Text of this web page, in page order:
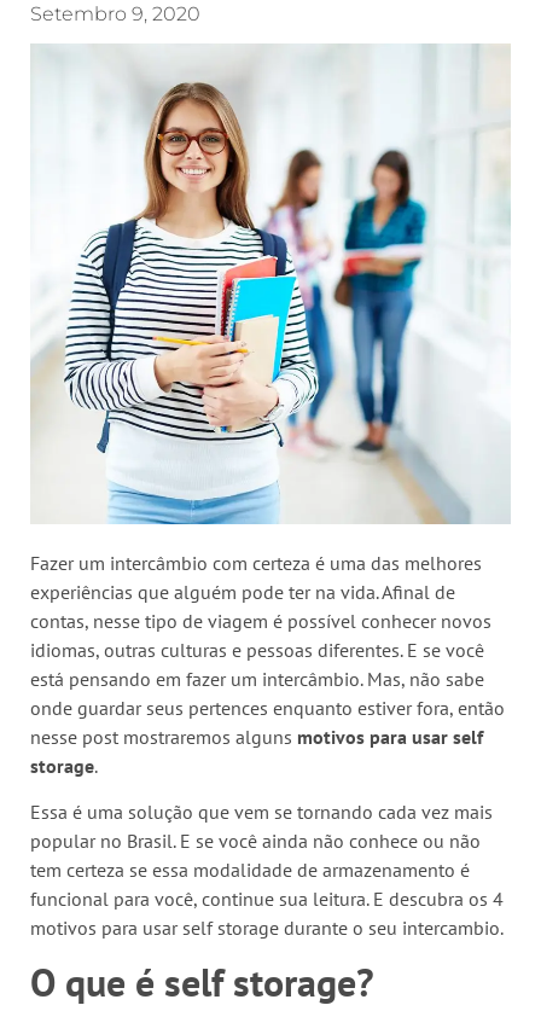
Setembro 9, 2020
Fazer um intercâmbio com certeza é uma das melhores
experiências que alguém pode ter na vida. Afinal de
contas, nesse tipo de viagem é possível conhecer novos
idiomas, outras culturas e pessoas diferentes. E se você
está pensando em fazer um intercâmbio. Mas, não sabe
onde guardar seus pertences enquanto estiver fora, então
nesse post mostraremos alguns motivos para usar self
storage.
Essa é uma solução que vem se tornando cada vez mais
popular no Brasil. E se você ainda não conhece ou não
tem certeza se essa modalidade de armazenamento é
funcional para você, continue sua leitura. E descubra os 4
motivos para usar self storage durante o seu intercambio.
O que é self storage?